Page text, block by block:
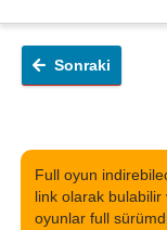
Sonraki
Full oyun
link olarak bulabilir
oyunlar full